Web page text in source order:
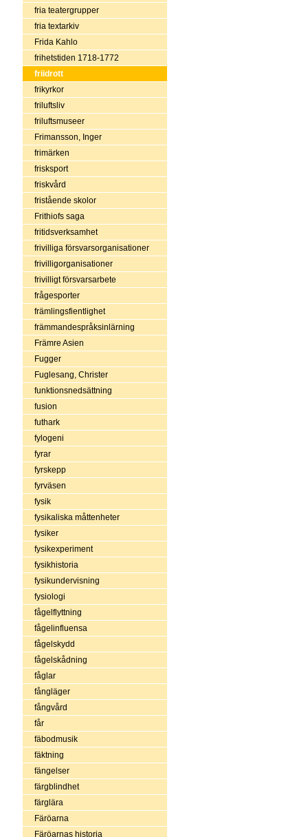
fria teatergrupper
fria textarkiv
Frida Kahlo
frihetstiden 1718-1772
friidrott
frikyrkor
friluftsliv
friluftsmuseer
Frimansson, Inger
frimärken
frisksport
friskvård
fristående skolor
Frithiofs saga
fritidsverksamhet
frivilliga försvarsorganisationer
frivilligorganisationer
frivilligt försvarsarbete
frågesporter
främlingsfientlighet
främmandespråksinlärning
Främre Asien
Fugger
Fuglesang, Christer
funktionsnedsättning
fusion
futhark
fylogeni
fyrar
fyrskepp
fyrväsen
fysik
fysikaliska måttenheter
fysiker
fysikexperiment
fysikhistoria
fysikundervisning
fysiologi
fågelflyttning
fågelinfluensa
fågelskydd
fågelskådning
fåglar
fångläger
fångvård
får
fäbodmusik
fäktning
fängelser
färgblindhet
färglära
Färöarna
Färöarnas historia